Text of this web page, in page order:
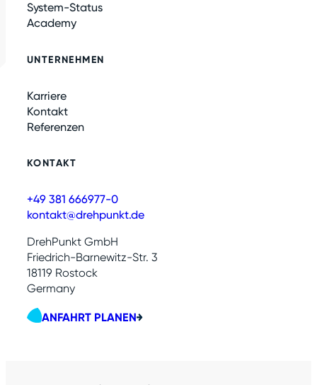
System-Status
Academy
UNTERNEHMEN
Karriere
Kontakt
Referenzen
KONTAKT
+49 381 666977-0
kontakt@drehpunkt.de
DrehPunkt GmbH
Friedrich-Barnewitz-Str. 3
18119 Rostock
Germany
ANFAHRT PLANEN